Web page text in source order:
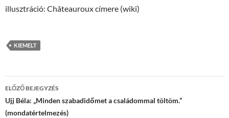
illusztráció: Châteauroux címere (wiki)
KIEMELT
Bejegyzések
navigációja
ELŐZŐ BEJEGYZÉS
Ujj Béla: „Minden szabadidőmet a családommal töltöm.”
(mondatértelmezés)